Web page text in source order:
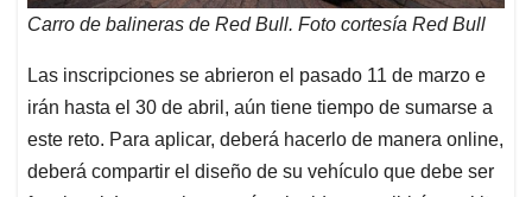
Carro de balineras de Red Bull. Foto cortesía Red Bull
Las inscripciones se abrieron el pasado 11 de marzo e
irán hasta el 30 de abril, aún tiene tiempo de sumarse a
este reto. Para aplicar, deberá hacerlo de manera online,
deberá compartir el diseño de su vehículo que debe ser